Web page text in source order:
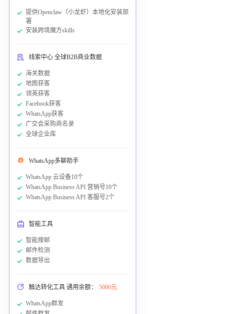
提供Openclaw（小龙虾）本地化安装部
署
安装跨境魔方skills
线索中心 全球B2B商业数据
海关数据
地图获客
领英获客
Facebook获客
WhatsApp获客
广交会采购商名录
全球企业库
WhatsApp多聊助手
WhatsApp 云设备10个
WhatsApp Business API 营销号10个
WhatsApp Business API 客服号2个
智能工具
智能搜邮
邮件检测
数据导出
触达转化工具 通用余额： 5000元
WhatsApp群发